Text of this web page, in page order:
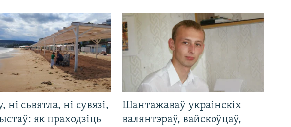
ні сьвятла, ні сувязі,
як праходзіць
Шантажаваў украінскіх
валянтэраў, вайскоўцаў,